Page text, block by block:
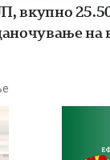
вкупно
на